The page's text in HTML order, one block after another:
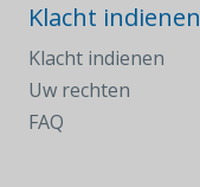
Klacht indienen
Klacht indienen
Uw rechten
FAQ